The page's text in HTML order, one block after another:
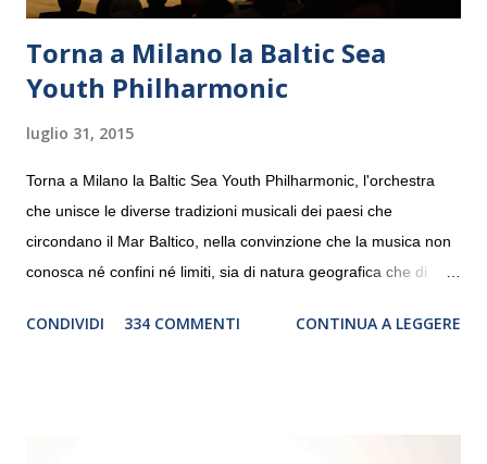
Torna a Milano la Baltic Sea
Youth Philharmonic
luglio 31, 2015
Torna a Milano la Baltic Sea Youth Philharmonic, l'orchestra
che unisce le diverse tradizioni musicali dei paesi che
circondano il Mar Baltico, nella convinzione che la musica non
conosca né confini né limiti, sia di natura geografica che di
debutterà il 10 settembre a Heiden, in Germania, e toccherà, in
CONDIVIDI 334 COMMENTI CONTINUA A LEGGERE